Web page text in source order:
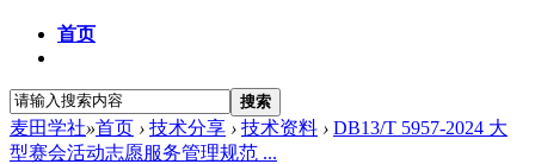
首页
搜索
麦田学社»首页 › 技术分享 › 技术资料 › DB13/T 5957-2024 大
型赛会活动志愿服务管理规范 ...